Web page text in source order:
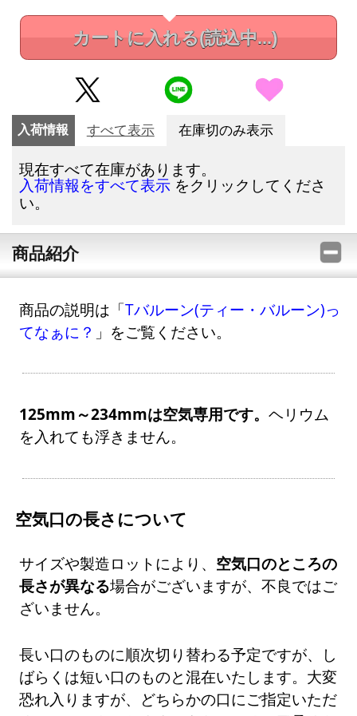
カートに入れる(読込中...)
入荷情報 すべて表示 在庫切のみ表示
現在すべて在庫があります。
入荷情報をすべて表示 をクリックしてくださ
い。
商品紹介
商品の説明は「Tバルーン(ティー・バルーン)っ
てなぁに？ 」をご覧ください。
125mm～234mmは空気専用です。ヘリウム
を入れても浮きません。
空気口の長さについて
サイズや製造ロットにより、 空気口のところの
長さが異なる場合がございますが、不良ではご
ざいません。
長い口のものに順次切り替わる予定ですが、し
ばらくは短い口のものと混在いたします。大変
恐れ入りますが、どちらかの口にご指定いただ